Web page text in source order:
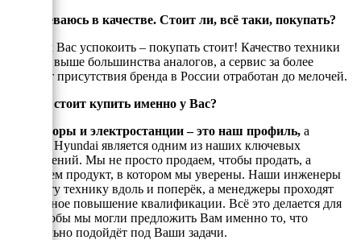
Я сомневаюсь в качестве. Стоит ли, всё таки, покупать?
Спешим Вас успокоить – покупать стоит! Качество техники
Hyundai выше большинства аналогов, а сервис за более
семи лет присутствия бренда в России отработан до мелочей.
Почему стоит купить именно у Вас?
Генераторы и электростанции – это наш профиль, а
техника Hyundai является одним из наших ключевых
направлений. Мы не просто продаем, чтобы продать, а
реализуем продукт, в котором мы уверены. Наши инженеры
знают эту технику вдоль и поперёк, а менеджеры проходят
постоянное повышение квалификации. Всё это делается для
того, чтобы мы могли предложить Вам именно то, что
оптимально подойдёт под Ваши задачи.